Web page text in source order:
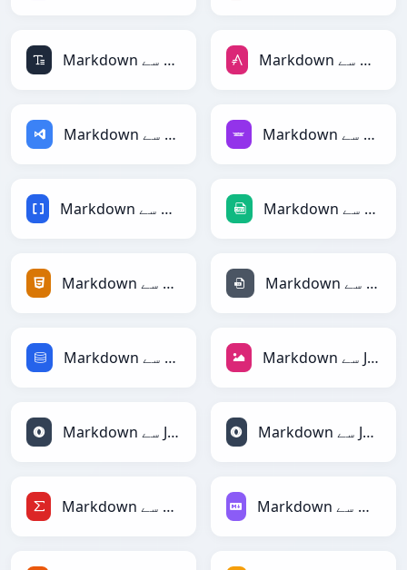
Markdown سے ASCII Markdown سے AsciiDoc
Markdown سے ASP Markdown سے Avro
Markdown سے BBCode Markdown سے CSV
Markdown سے HTML Markdown سے INI
Markdown سے SQL Markdown سے JPEG
Markdown سے JSON Markdown سے JSONLines
Markdown سے LaTeX Markdown سے Markdown